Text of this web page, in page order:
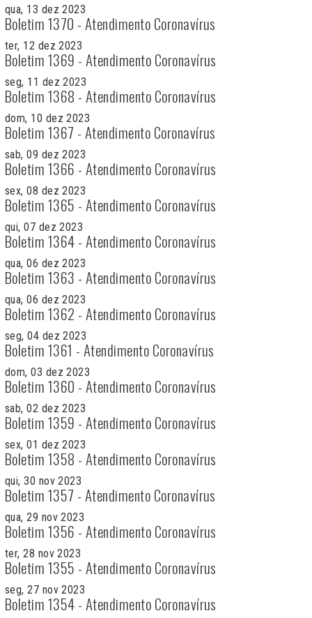
qua, 13 dez 2023
Boletim 1370 - Atendimento Coronavírus
ter, 12 dez 2023
Boletim 1369 - Atendimento Coronavírus
seg, 11 dez 2023
Boletim 1368 - Atendimento Coronavírus
dom, 10 dez 2023
Boletim 1367 - Atendimento Coronavírus
sab, 09 dez 2023
Boletim 1366 - Atendimento Coronavírus
sex, 08 dez 2023
Boletim 1365 - Atendimento Coronavírus
qui, 07 dez 2023
Boletim 1364 - Atendimento Coronavírus
qua, 06 dez 2023
Boletim 1363 - Atendimento Coronavírus
qua, 06 dez 2023
Boletim 1362 - Atendimento Coronavírus
seg, 04 dez 2023
Boletim 1361 - Atendimento Coronavírus
dom, 03 dez 2023
Boletim 1360 - Atendimento Coronavírus
sab, 02 dez 2023
Boletim 1359 - Atendimento Coronavírus
sex, 01 dez 2023
Boletim 1358 - Atendimento Coronavírus
qui, 30 nov 2023
Boletim 1357 - Atendimento Coronavírus
qua, 29 nov 2023
Boletim 1356 - Atendimento Coronavírus
ter, 28 nov 2023
Boletim 1355 - Atendimento Coronavírus
seg, 27 nov 2023
Boletim 1354 - Atendimento Coronavírus